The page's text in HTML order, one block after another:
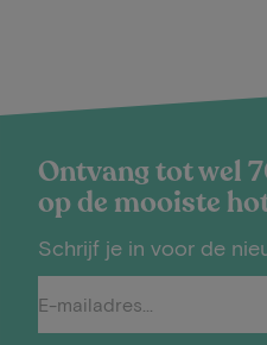
Ontvang tot wel
op de mooiste
Schrijf je in voor de